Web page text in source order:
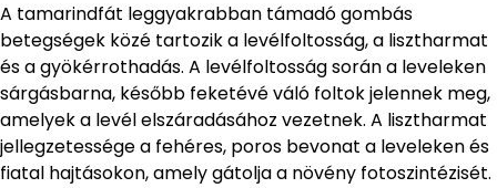
A tamarindfát leggyakrabban támadó gombás
betegségek közé tartozik a levélfoltosság, a lisztharmat
és a gyökérrothadás. A levélfoltosság során a leveleken
sárgásbarna, később feketévé váló foltok jelennek meg,
amelyek a levél elszáradásához vezetnek. A lisztharmat
jellegzetessége a fehéres, poros bevonat a leveleken és
fiatal hajtásokon, amely gátolja a növény fotoszintézisét.